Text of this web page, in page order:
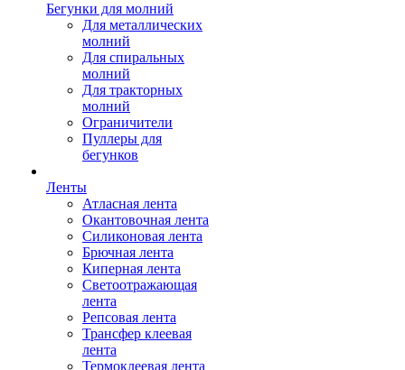
Бегунки для молний
Для металлических
молний
Для спиральных
молний
Для тракторных
молний
Ограничители
Пуллеры для
бегунков
Ленты
Атласная лента
Окантовочная лента
Силиконовая лента
Брючная лента
Киперная лента
Светоотражающая
лента
Репсовая лента
Трансфер клеевая
лента
Термоклеевая лента